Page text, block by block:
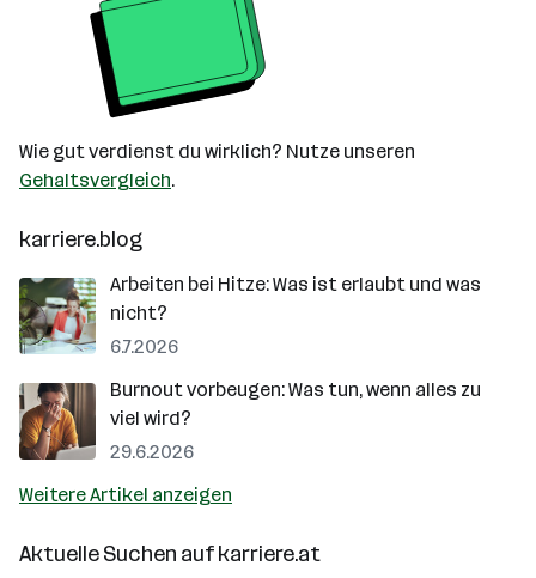
Wie gut verdienst du wirklich? Nutze unseren
Gehaltsvergleich.
karriere.blog
Arbeiten bei Hitze: Was ist erlaubt und was
nicht?
6.7.2026
Burnout vorbeugen: Was tun, wenn alles zu
viel wird?
29.6.2026
Weitere Artikel anzeigen
Aktuelle Suchen aufkarriere.at